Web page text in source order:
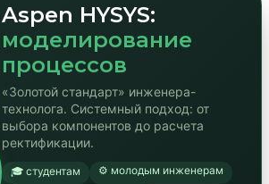
Aspen HYSYS:
моделирование
процессов
«Золотой стандарт» инженера-
технолога. Системный подход: от
выбора компонентов до расчета
ректификации.
🎓 студентам
⚙️ молодым инженерам